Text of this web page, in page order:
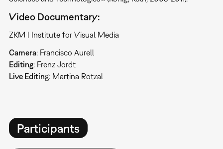
Video Documentary:
ZKM | Institute for Visual Media
Camera: Francisco Aurell
Editing: Frenz Jordt
Live Editing: Martina Rotzal
Participants